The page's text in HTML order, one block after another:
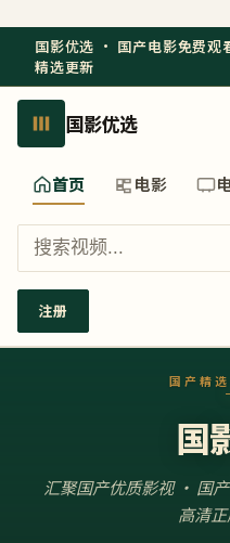
国影优选 · 国产电影免费观
精选更新
国影优选
首页 电影
注册
国
汇聚国产优质影视 · 国
高清